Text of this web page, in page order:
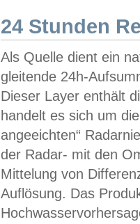
24 Stunden
Als Quelle dient ein
gleitende 24h-
Dieser Layer enthält
handelt es sich um
angeeichten“
der Radar- mit den
Mittelung von
Auflösung. Das